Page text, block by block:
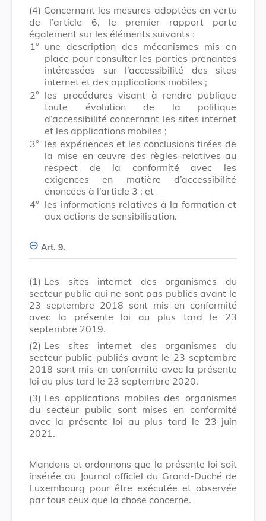
(4) Concernant les mesures adoptées en vertu
de l’article 6, le premier rapport porte
également sur les éléments suivants :
1° une description des mécanismes mis en
place pour consulter les parties prenantes
intéressées sur l’accessibilité des sites
internet et des applications mobiles ;
2° les procédures visant à rendre publique
toute évolution de la politique
d’accessibilité concernant les sites internet
et les applications mobiles ;
3° les expériences et les conclusions tirées de
la mise en œuvre des règles relatives au
respect de la conformité avec les
exigences en matière d’accessibilité
énoncées à l’article 3 ; et
4° les informations relatives à la formation et
aux actions de sensibilisation.
Art. 9.
(1) Les sites internet des organismes du
secteur public qui ne sont pas publiés avant le
23 septembre 2018 sont mis en conformité
avec la présente loi au plus tard le 23
septembre 2019.
(2) Les sites internet des organismes du
secteur public publiés avant le 23 septembre
2018 sont mis en conformité avec la présente
loi au plus tard le 23 septembre 2020.
(3) Les applications mobiles des organismes
du secteur public sont mises en conformité
avec la présente loi au plus tard le 23 juin
2021.
Mandons et ordonnons que la présente loi soit
insérée au Journal officiel du Grand-Duché de
Luxembourg pour être exécutée et observée
par tous ceux que la chose concerne.